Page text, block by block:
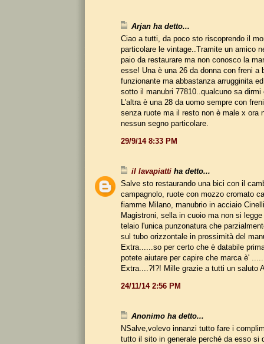
Arjan ha detto...
Ciao a tutti, da poco sto riscoprendo il
particolare le vintage..Tramite un amico
paio da restaurare ma non conosco la
esse! Una è una 26 da donna con freni a
funzionante ma abbastanza arrugginita
sotto il manubri 77810..qualcuno sa dirmi
L'altra è una 28 da uomo sempre con
senza ruote ma il resto non è male x ora
nessun segno particolare.
29/9/14 8:33 PM
il lavapiatti ha detto...
Salve sto restaurando una bici con il
campagnolo, ruote con mozzo cromato
fiamme Milano, manubrio in acciaio
Magistroni, sella in cuoio ma non si
telaio l'unica punzonatura che
sul tubo orizzontale in prossimità del
Extra......so per certo che è databile
potete aiutare per capire che marca è'
Extra....?!?! Mille grazie a tutti un saluto
24/11/14 2:56 PM
Anonimo ha detto...
NSalve,volevo innanzi tutto fare i
tutto il sito in generale perché da esso si